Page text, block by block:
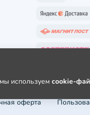
оферта
используем cookie-